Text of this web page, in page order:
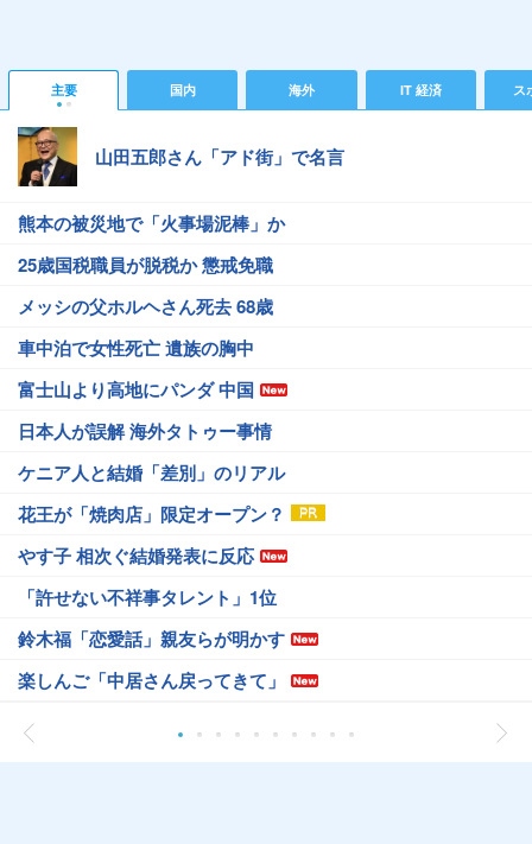
主要 国内 海外 IT 経済 ス
山田五郎さん「アド街」で名言
熊本の被災地で「火事場泥棒」か
25歳国税職員が脱税か 懲戒免職
メッシの父ホルヘさん死去 68歳
車中泊で女性死亡 遺族の胸中
富士山より高地にパンダ 中国
日本人が誤解 海外タトゥー事情
ケニア人と結婚「差別」のリアル
花王が「焼肉店」限定オープン？
やす子 相次ぐ結婚発表に反応
「許せない不祥事タレント」1位
鈴木福「恋愛話」親友らが明かす
楽しんご「中居さん戻ってきて」